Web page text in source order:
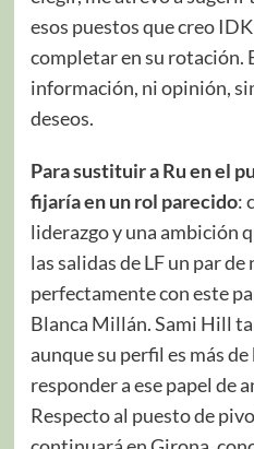
esos puestos que creo
completar en su rotación.
información, ni opinión,
deseos.
Para sustituir a Ru en el
fijaría en un rol parecido:
liderazgo y una ambición
las salidas de LF un par
perfectamente con este
Blanca Millán. Sami Hill
aunque su perfil es más
responder a ese papel de
Respecto al puesto de